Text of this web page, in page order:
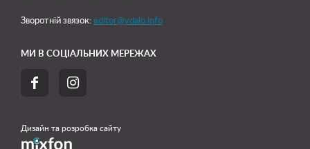
Зворотній звязок: editor@vdalo.info
МИ В СОЦІАЛЬНИХ МЕРЕЖАХ
 
Дизайн та розробка сайту